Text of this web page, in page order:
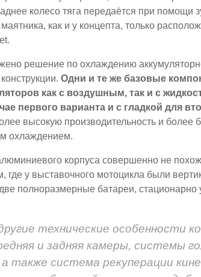
колесо тяга передаётся при помощи
как и у концепта, только
решение по охлаждению
Одни и те же базовые
как с воздушным, так и с
первого варианта и с гладкой для
высокую производительность и более
охлаждением.
корпуса совершенно не
где у выставочного мотоцикла были
полноразмерные батареи, стационарно
технические особенности
и задняя камеры, системы
а также система рекуперации